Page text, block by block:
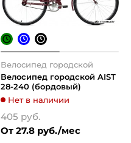
Велосипед городской
Велосипед городской AIST
28-240 (бордовый)
Нет в наличии
405 руб.
От 27.8 руб./мес